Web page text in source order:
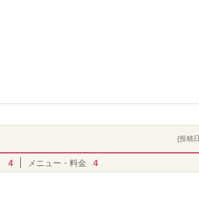
[投稿
4 メニュー・料金 4